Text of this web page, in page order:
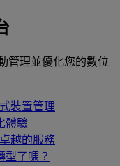
管理並優化您的數位
裝置管理
體驗
越的服務
型了嗎？